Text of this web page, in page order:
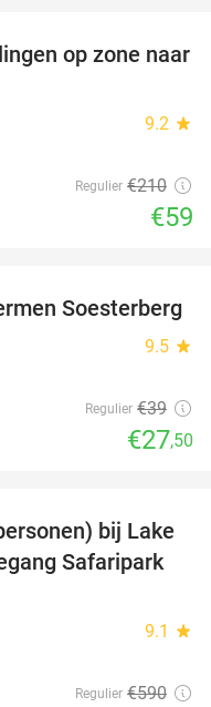
72%
op zone naar
9.2 star
Regulier €210
€59
29%
Soesterberg
9.5 star
Regulier €39
€27,50
53%
bij Lake
Safaripark
9.1 star
Regulier €590